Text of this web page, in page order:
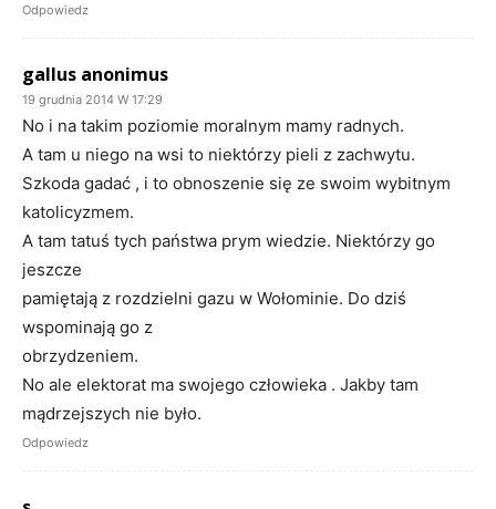
Odpowiedz
gallus anonimus
19 grudnia 2014 W 17:29
No i na takim poziomie moralnym mamy radnych.
A tam u niego na wsi to niektórzy pieli z zachwytu.
Szkoda gadać , i to obnoszenie się ze swoim wybitnym
katolicyzmem.
A tam tatuś tych państwa prym wiedzie. Niektórzy go
jeszcze
pamiętają z rozdzielni gazu w Wołominie. Do dziś
wspominają go z
obrzydzeniem.
No ale elektorat ma swojego człowieka . Jakby tam
mądrzejszych nie było.
Odpowiedz